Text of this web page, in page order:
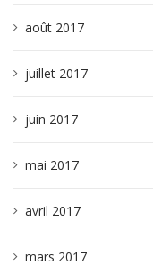
août 2017
juillet 2017
juin 2017
mai 2017
avril 2017
mars 2017